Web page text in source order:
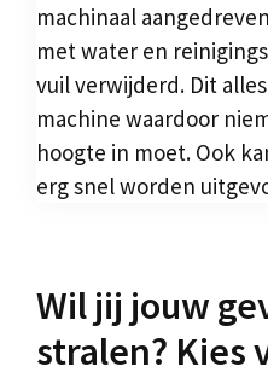
machinaal
met water en
vuil verwijderd. Dit
machine waardoor
hoogte in moet. Ook
erg snel worden
Wil jij jouw
stralen? Kies